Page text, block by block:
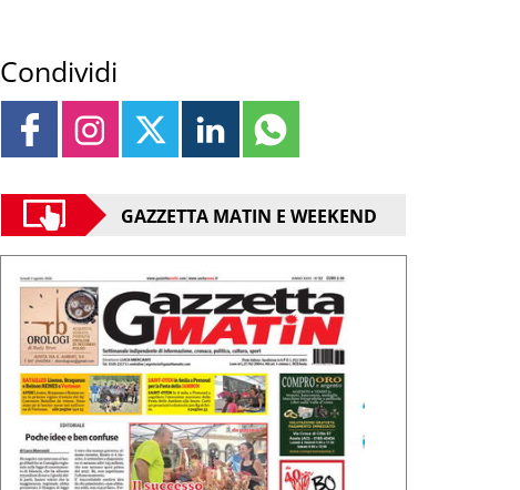
Condividi
GAZZETTA MATIN E WEEKEND